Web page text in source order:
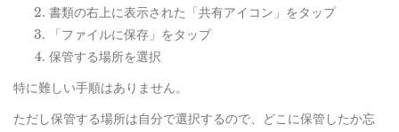
書類の右上に表示された「共有アイコン」をタップ
「ファイルに保存」をタップ
保管する場所を選択
特に難しい手順はありません。
ただし保管する場所は自分で選択するので、どこに保管したか忘